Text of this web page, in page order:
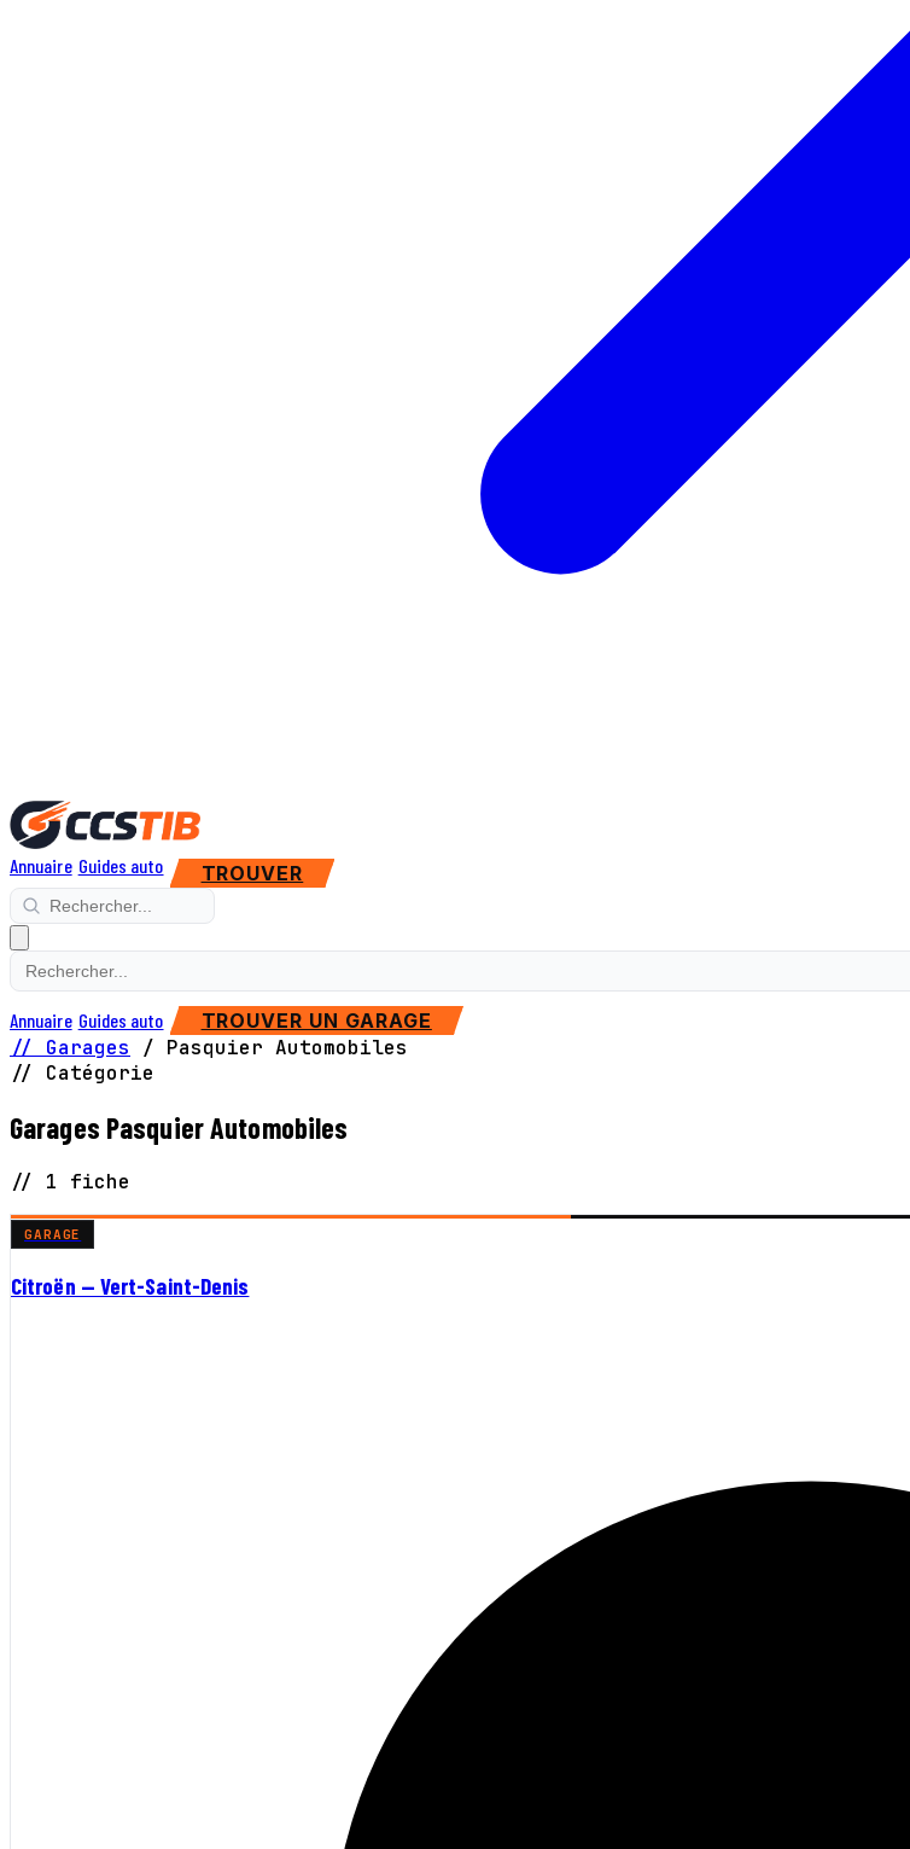
Annuaire Guides auto TROUVER
Annuaire Guides auto TROUVER UN GARAGE
// Garages / Pasquier Automobiles
// Catégorie
Garages Pasquier Automobiles
// 1 fiche
GARAGE
Citroën — Vert-Saint-Denis